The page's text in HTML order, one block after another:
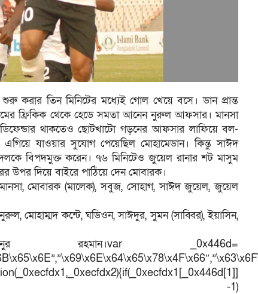
শুরু করার তিন মিনিটের মধ্যেই গোল খেয়ে বসে। ডান প্রান্ত
ফ্রিকিক থেকে হেডে সমতা আনেন নুরুল আফসার। মানসা
থাকতেও ছোটখাটো গড়নের আফসার লাফিয়ে বল-
যাওয়ার সুযোগ পেয়েছিল মোহামেডান। কিন্তু সাঈদ
বিপদমুক্ত করেন। ৭৬ মিনিটেও জুয়েল রানার শট মাসুম
উপর দিয়ে বাইরে পাঠিয়ে দেন মোবারক।
মানসা, মোবারক (মালেক), সবুজ, সোহাগ, সাঈদ জুয়েল, জুয়েল
মোহাম্মদ কন্টে, ঘডিওন, সাঈদুর, সুমন (সাব্বির), ইয়াসিন,
_0x446d=
-1)